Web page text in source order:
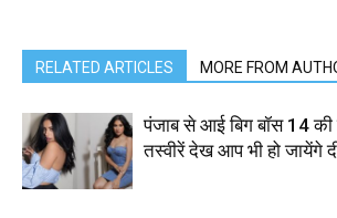
RELATED ARTICLES MORE FROM
पंजाब से आई बिग बॉस 14
तस्वीरें देख आप भी हो जायेंगे